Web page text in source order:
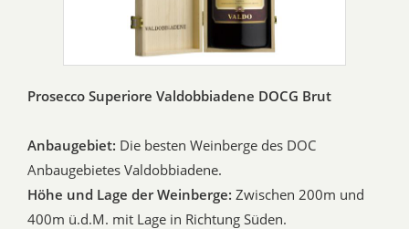
Prosecco Superiore Valdobbiadene DOCG Brut
Anbaugebiet: Die besten Weinberge des DOC
Anbaugebietes Valdobbiadene.
Höhe und Lage der Weinberge: Zwischen 200m und
400m ü.d.M. mit Lage in Richtung Süden.